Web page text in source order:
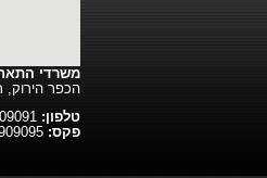
משרדי
הכפר הירוק,
טלפון:
פקס: